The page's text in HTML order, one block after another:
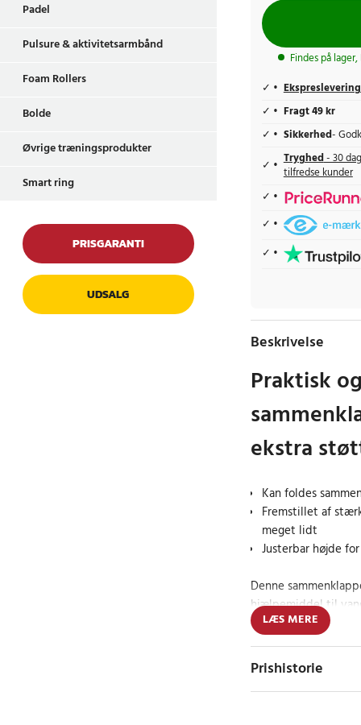
Padel
Pulsure & aktivitetsarmbånd
Foam Rollers
Bolde
Øvrige træningsprodukter
Smart ring
PRISGARANTI
UDSALG
Findes på
Ekspreslevering
Fragt 49 kr
Sikkerhed-
Tryghed- 30
tilfredse kunder
Beskrivelse
Praktisk
ekstra
Kan foldes
Fremstillet af
meget lidt
Justerbar højde
Denne
hjælpemiddel til
giver ekstra støtte
fordel for personer
smerter i ben og
hurtige gåture. Med
tilpasses, så
LÆS MERE
Prishistorie